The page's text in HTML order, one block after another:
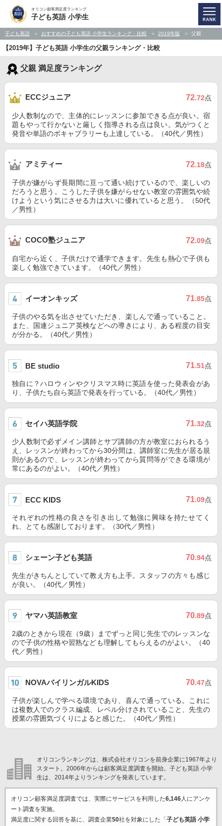
オリコン顧客満足度ランキング
子ども英語 小学生
子ども英語 おすすめの子ども英語 小学生ランキング・比較 2019年版 父親
【2019年】子ども英語 小学生の父親ランキング・比較
父親 満足度ランキング
ECCジュニア 72.72点
少人数制なので、主体的にレッスンに参加できる点が良い。宿
題もやって行かないと厳しく指導される点は良い。気がつくと
発音や単語のボキャブラリーも上達している。（40代／男性）
アミティー 72.18点
子供が嫌がらず長期間に亘って通い続けているので、楽しいの
だろうと思う。こうした子供を嫌がらせない教室の雰囲気や続
けようという気にさせる力は大いに優れていると思う。（50代
／男性）
COCO塾ジュニア 72.09点
自宅から近く、子供だけで通学できます。先生も熱心で子供も
楽しく勉強できています。（40代／男性）
イーオンキッズ 71.85点
子供のやる気を出させていただき、楽しんで通っていること。
また、国連ジュニア英検などへの導きにより、ある程度の目安
が分かる。（40代／男性）
BE studio 71.51点
独自に？ハロウィンやクリスマス時に英語を使った発表会があ
り、子供たち自ら英語で発表を行っている。（40代／男性）
セイハ英語学院 71.32点
少人数制で必ずメイン講師とサブ講師の方が教室におられるう
え、レッスンが終わってから30分間は、講師室に先生が居る規
則があるので、レッスンが終わってから質問等ができる環境が
常にあるのがよい。（40代／男性）
ECC KIDS 71.09点
それぞれの性格の良さを引き出して勉強に興味を持たせてく
れ、とても感謝しております。（30代／男性）
シェーン子ども英語 70.94点
先生がきちんとしていて教え方も上手。スタッフの方々も感じ
が良い。（40代／男性）
ヤマハ英語教室 70.89点
2歳のときから現在（9歳）までずっと同じ先生でのレッスンな
ので子供の性格や習熟なども理解してもらえるのがよい。（40
代／男性）
NOVAバイリンガルKIDS 70.47点
子供が楽しんで学べる環境であり、喜んで通っている。これに
は複数人でのクラス編成、レベル分けされていること、先生の
授業の雰囲気づくりによると感じた。（40代／男性）
オリコンランキングは、株式会社オリコンを前身企業に1967年より
スタート。2006年からは顧客満足度調査を開始。子ども英語 小学
生は、2014年よりランキングを発表しています。
オリコン顧客満足度調査では、実際にサービスを利用した6,146人にアンケ
ート調査を実施。
満足度に関する回答を基に、調査企業50社を対象にした「 子ども英語 小学